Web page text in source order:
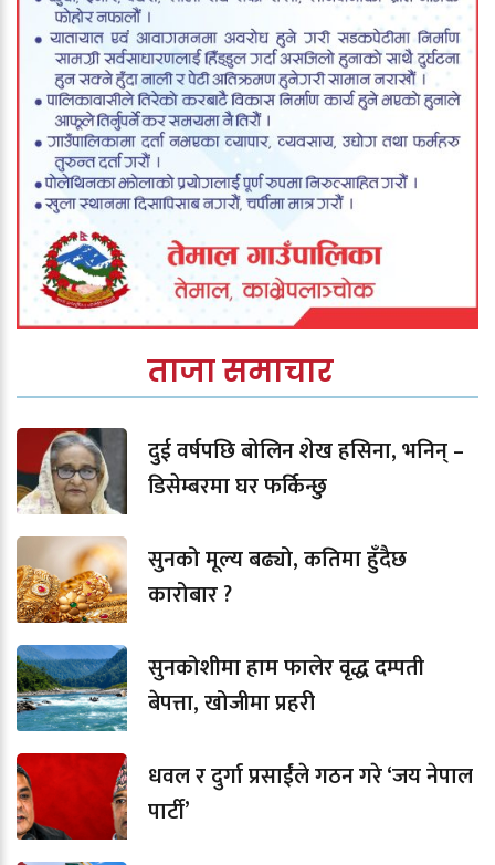
ताजा समाचार
दुई वर्षपछि बोलिन शेख हसिना, भनिन् –
डिसेम्बरमा घर फर्किन्छु
सुनको मूल्य बढ्यो, कतिमा हुँदैछ
कारोबार ?
सुनकोशीमा हाम फालेर वृद्ध दम्पती
बेपत्ता, खोजीमा प्रहरी
धवल र दुर्गा प्रसाईंले गठन गरे ‘जय नेपाल
पार्टी’